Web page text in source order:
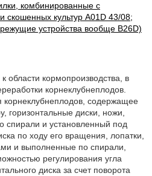
комбинированные с
скошенных культур A01D 43/08;
устройства вообще B26D)
области кормопроизводства, в
корнеклубнеплодов.
корнеклубнеплодов, содержащее
горизонтальные диски, ножи,
спирали и установленный под
по ходу его вращения, лопатки,
и выполненные по спирали,
регулирования угла
диска за счет поворота